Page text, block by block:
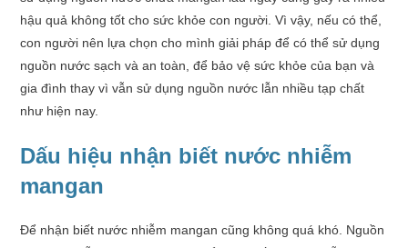
hậu quả không tốt cho sức khỏe con người. Vì vậy, nếu có thể,
con người nên lựa chọn cho mình giải pháp để có thể sử dụng
nguồn nước sạch và an toàn, để bảo vệ sức khỏe của bạn và
gia đình thay vì vẫn sử dụng nguồn nước lẫn nhiều tạp chất
như hiện nay.
Dấu hiệu nhận biết nước nhiễm
mangan
Để nhận biết nước nhiễm mangan cũng không quá khó. Nguồn